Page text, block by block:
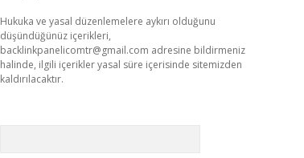
Hukuka ve yasal düzenlemelere aykırı olduğunu
düşündüğünüz içerikleri,
backlinkpanelicomtr@gmail.com adresine bildirmeniz
halinde, ilgili içerikler yasal süre içerisinde sitemizden
kaldırılacaktır.